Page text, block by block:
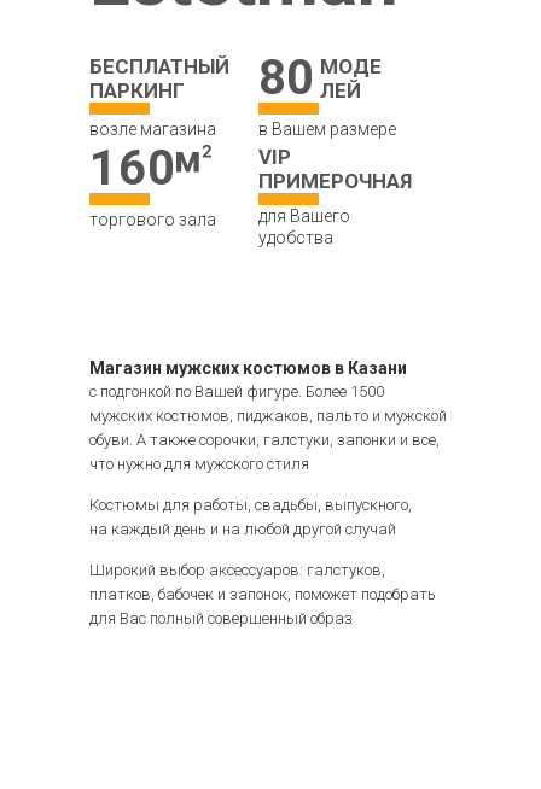
с подгонкой по Вашей фигуре. Более 1500
мужских костюмов, пиджаков, пальто и мужской
обуви. А также сорочки, галстуки, запонки и все,
что нужно для мужского стиля
Костюмы для работы, свадьбы, выпускного,
на каждый день и на любой другой случай
Широкий выбор аксессуаров: галстуков,
платков, бабочек и запонок, поможет подобрать
для Вас полный совершенный образ
БЕСПЛАТНЫЙ
ПАРКИНГ
возле магазина
80 МОДЕ
ЛЕЙ
в Вашем размере
160
торгового зала
VIP
ПРИМЕРОЧНАЯ
для Вашего
удобства
Магазин мужских костюмов в Казани